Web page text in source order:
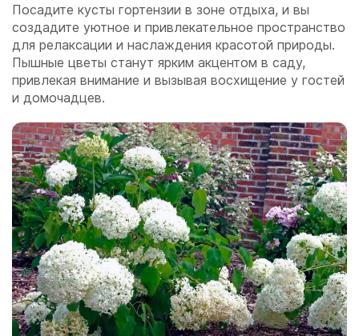
Посадите кусты гортензии в зоне отдыха, и вы
создадите уютное и привлекательное пространство
для релаксации и наслаждения красотой природы.
Пышные цветы станут ярким акцентом в саду,
привлекая внимание и вызывая восхищение у гостей
и домочадцев.